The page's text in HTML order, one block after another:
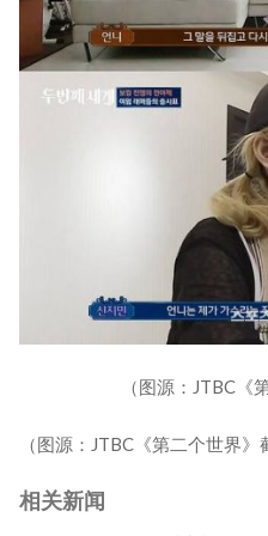
（图源：JTBC《
（图源：JTBC《第二个世界》
相关新闻